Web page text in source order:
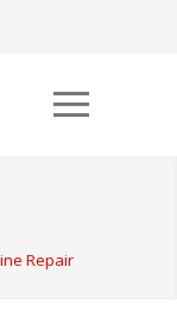
Repair